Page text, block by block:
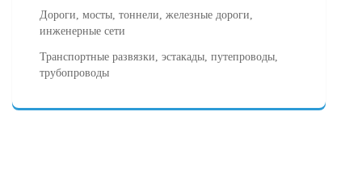
Дороги, мосты, тоннели, железные дороги,
инженерные сети
Транспортные развязки, эстакады, путепроводы,
трубопроводы